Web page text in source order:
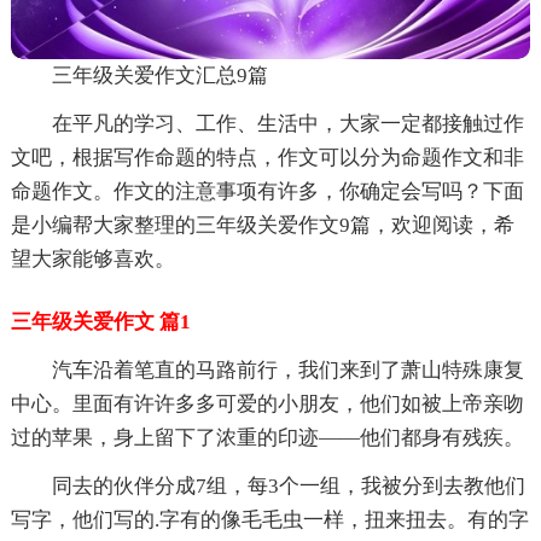
三年级关爱作文汇总9篇
在平凡的学习、工作、生活中，大家一定都接触过作
文吧，根据写作命题的特点，作文可以分为命题作文和非
命题作文。作文的注意事项有许多，你确定会写吗？下面
是小编帮大家整理的三年级关爱作文9篇，欢迎阅读，希
望大家能够喜欢。
三年级关爱作文 篇1
汽车沿着笔直的马路前行，我们来到了萧山特殊康复
中心。里面有许许多多可爱的小朋友，他们如被上帝亲吻
过的苹果，身上留下了浓重的印迹——他们都身有残疾。
同去的伙伴分成7组，每3个一组，我被分到去教他们
写字，他们写的.字有的像毛毛虫一样，扭来扭去。有的字